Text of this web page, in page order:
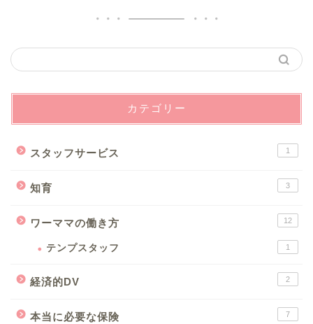
カテゴリー
スタッフサービス 1
知育 3
ワーママの働き方 12
テンプスタッフ 1
経済的DV 2
本当に必要な保険 7